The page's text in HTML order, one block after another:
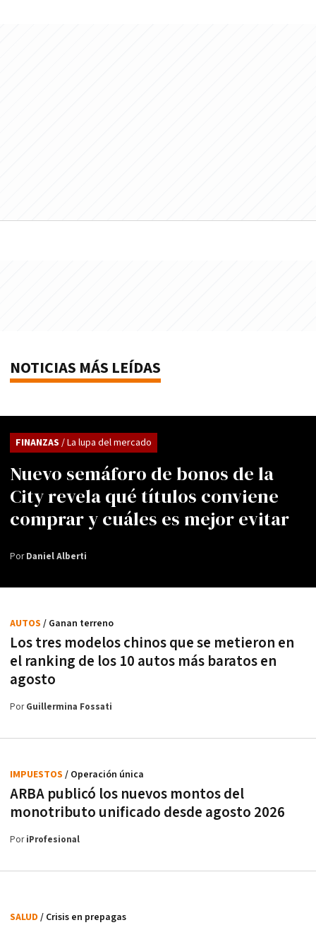
NOTICIAS MÁS LEÍDAS
Nuevo semáforo de bonos de la
City revela qué títulos conviene
comprar y cuáles es mejor evitar
FINANZAS / La lupa del mercado
PorDaniel Alberti
Los tres modelos chinos que se metieron en
el ranking de los 10 autos más baratos en
agosto
AUTOS / Ganan terreno
PorGuillermina Fossati
ARBA publicó los nuevos montos del
monotributo unificado desde agosto 2026
IMPUESTOS / Operación única
PoriProfesional
SALUD / Crisis en prepagas